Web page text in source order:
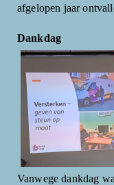
afgelopen jaar
Dankdag
Vanwege dankdag